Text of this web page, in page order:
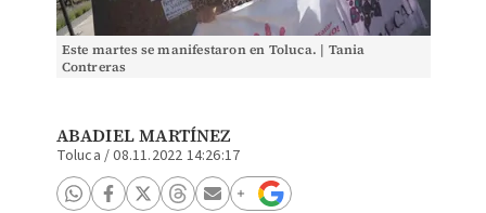
Este martes se manifestaron en Toluca. | Tania
Contreras
ABADIEL MARTÍNEZ
Toluca /08.11.2022 14:26:17